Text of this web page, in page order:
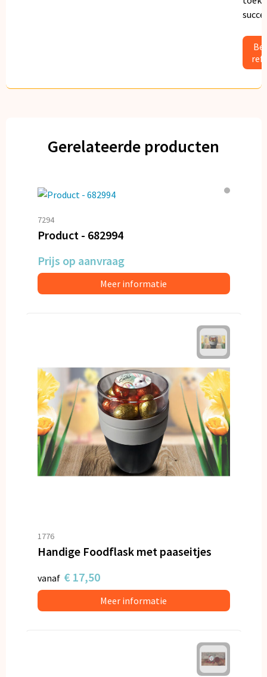
Gerelateerde producten
7294
Product - 682994
Prijs op aanvraag
Meer informatie
1776
Handige Foodflask met paaseitjes
vanaf € 17,50
Meer informatie